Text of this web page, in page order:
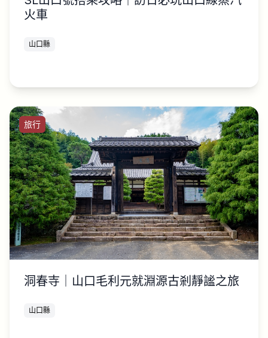
火車
山口縣
旅行
洞春寺｜山口毛利元就淵源古剎靜謐之旅
山口縣